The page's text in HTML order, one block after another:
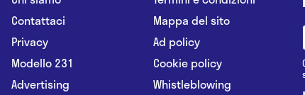
Contattaci
Privacy
Modello 231
Advertising
Mappa del sito
Ad policy
Cookie policy
Whistleblowing